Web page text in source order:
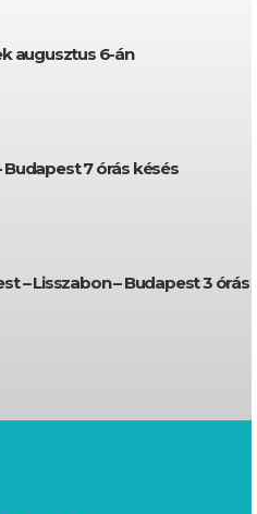
augusztus 6-án
Budapest 7 órás késés
– Lisszabon – Budapest 3 órás